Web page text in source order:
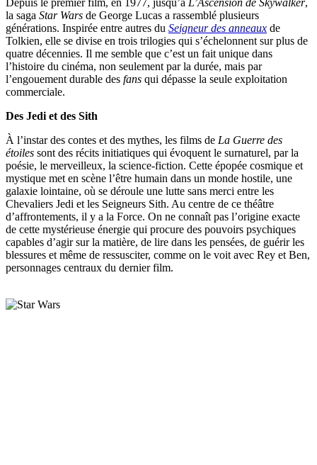
la saga Star Wars de George Lucas a rassemblé plusieurs
générations. Inspirée entre autres du Seigneur des anneaux de
Tolkien, elle se divise en trois trilogies qui s’échelonnent sur plus de
quatre décennies. Il me semble que c’est un fait unique dans
l’histoire du cinéma, non seulement par la durée, mais par
l’engouement durable des fans qui dépasse la seule exploitation
commerciale.
Des Jedi et des Sith
À l’instar des contes et des mythes, les films de La Guerre des
étoiles sont des récits initiatiques qui évoquent le surnaturel, par la
poésie, le merveilleux, la science-fiction. Cette épopée cosmique et
mystique met en scène l’être humain dans un monde hostile, une
galaxie lointaine, où se déroule une lutte sans merci entre les
Chevaliers Jedi et les Seigneurs Sith. Au centre de ce théâtre
d’affrontements, il y a la Force. On ne connaît pas l’origine exacte
de cette mystérieuse énergie qui procure des pouvoirs psychiques
capables d’agir sur la matière, de lire dans les pensées, de guérir les
blessures et même de ressusciter, comme on le voit avec Rey et Ben,
personnages centraux du dernier film.